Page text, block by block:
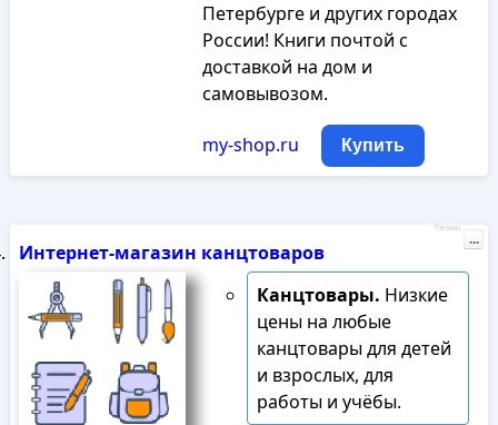
Петербурге и других городах
России! Книги почтой с
доставкой на дом и
самовывозом.
my-shop.ru Купить
Интернет-магазин канцтоваров
Канцтовары. Низкие
цены на любые
канцтовары для детей
и взрослых, для
работы и учёбы.
Реклама
...